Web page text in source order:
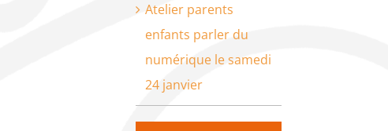
Atelier parents
enfants parler du
numérique le samedi
24 janvier